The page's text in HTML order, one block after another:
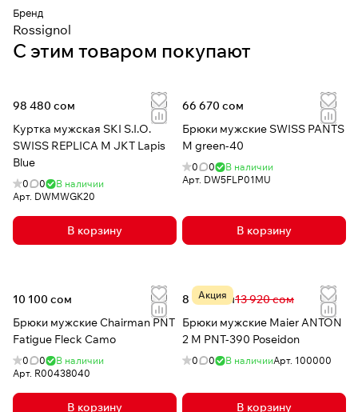
Бренд
Rossignol
С этим товаром покупают
98 480 сом
Куртка мужская SKI S.I.O.
SWISS REPLICA M JKT Lapis
Blue
0 0
В наличии
Арт. DWMWGK20
В корзину
66 670 сом
Брюки мужские SWISS PANTS
M green-40
0 0
В наличии
Арт. DW5FLP01MU
В корзину
10 100 сом
Брюки мужские Chairman PNT
Fatigue Fleck Camo
0 0
В наличии
Арт. R00438040
В корзину
Акция
8 163 сом13 920 сом
Брюки мужские Maier ANTON
2 M PNT-390 Poseidon
0 0 В наличииАрт. 100000
В корзину